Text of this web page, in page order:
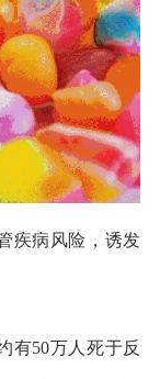
疾病风险，诱发
有50万人死于反